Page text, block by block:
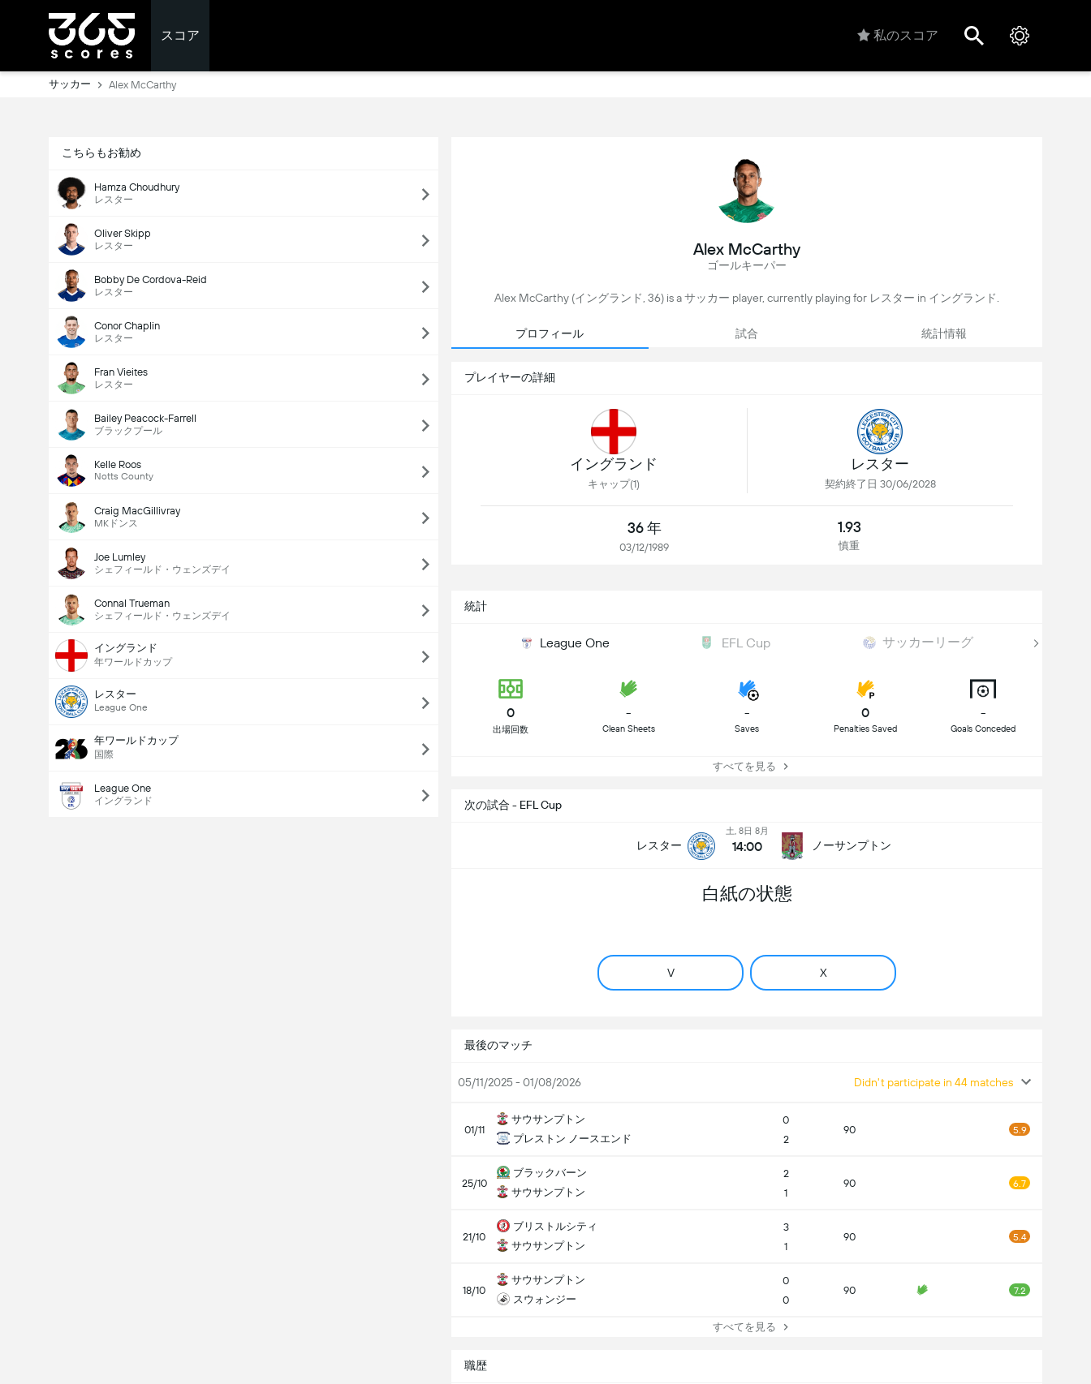
スコア 私のスコア
サッカー Alex McCarthy
こちらもお勧め
Hamza Choudhury
レスター
Oliver Skipp
レスター
Bobby De Cordova-Reid
レスター
Conor Chaplin
レスター
Fran Vieites
レスター
Bailey Peacock-Farrell
ブラックプール
Kelle Roos
Notts County
Craig MacGillivray
MKドンス
Joe Lumley
シェフィールド・ウェンズデイ
Connal Trueman
シェフィールド・ウェンズデイ
イングランド
年ワールドカップ
レスター
League One
年ワールドカップ
国際
League One
イングランド
Alex McCarthy
ゴールキーパー
Alex McCarthy (イングランド, 36) is a サッカー player, currently playing for レスター in イングランド.
プロフィール 試合 統計情報
プレイヤーの詳細
イングランド
キャップ(1)
レスター
契約終了日 30/06/2028
36 年
03/12/1989
1.93
慎重
統計
League One EFL Cup サッカーリーグ
0
出場回数
-
Clean Sheets
-
Saves
0
Penalties Saved
-
Goals Conceded
すべてを見る
次の試合 - EFL Cup
レスター
土, 8日 8月
14:00 ノーサンプトン
白紙の状態
V X
最後のマッチ
05/11/2025 - 01/08/2026 Didn't participate in 44 matches
01/11
サウサンプトン
プレストン ノースエンド
0
2
90 5.9
25/10
ブラックバーン
サウサンプトン
2
1
90 6.7
21/10
ブリストルシティ
サウサンプトン
3
1
90 5.4
18/10
サウサンプトン
スウォンジー
0
0
90 7.2
すべてを見る
職歴